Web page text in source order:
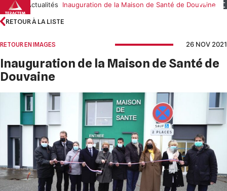
Skip
to
content
Accueil Actualités Inauguration de la Maison de Santé de Douvaine
RETOUR À LA LISTE
RETOUR EN IMAGES 26 NOV 2021
Inauguration de la Maison de Santé de
Douvaine